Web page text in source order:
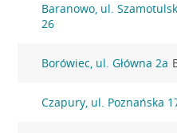
Baranowo, ul.
26
Borówiec, ul. Główna 2a
Czapury, ul. Poznańska